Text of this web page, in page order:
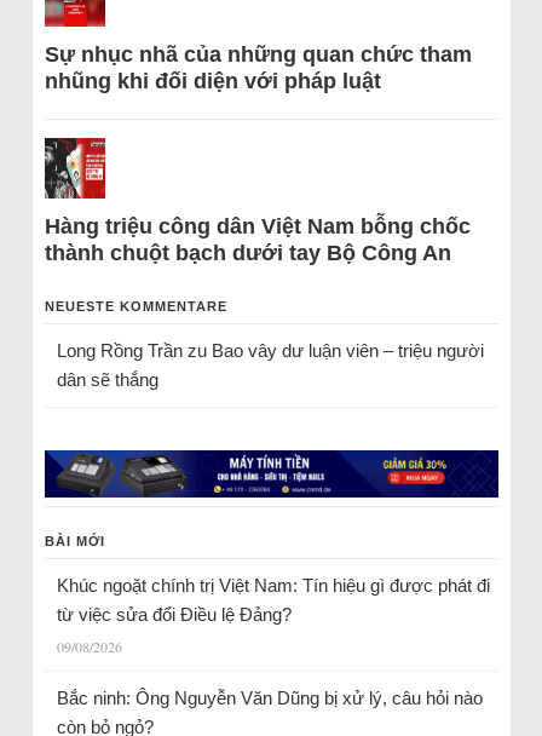
Sự nhục nhã của những quan chức tham
nhũng khi đối diện với pháp luật
Hàng triệu công dân Việt Nam bỗng chốc
thành chuột bạch dưới tay Bộ Công An
NEUESTE KOMMENTARE
Long Rồng Trầnzu Bao vây dư luận viên – triệu người
dân sẽ thắng
BÀI MỚI
Khúc ngoặt chính trị Việt Nam: Tín hiệu gì được phát đi
từ việc sửa đổi Điều lệ Đảng?
09/08/2026
Bắc ninh: Ông Nguyễn Văn Dũng bị xử lý, câu hỏi nào
còn bỏ ngỏ?